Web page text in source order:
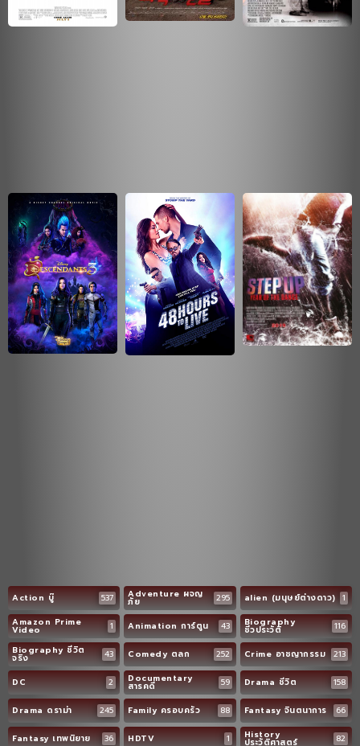
Action บู๊ 537 Adventure ผจญ
ภัย 295 alien (มนุษย์ต่างดาว) 1
Amazon Prime
Video 1 Animation การ์ตูน 43 Biography
ชีวประวัติ
116
Biography ชีวิต
จริง 43 Comedy ตลก 252 Crime อาชญากรรม 213
DC 2 Documentary
สารคดี 59 Drama ชีวิต 158
Drama ดราม่า 245 Family ครอบครัว 88 Fantasy จินตนาการ 66
Fantasy เทพนิยาย 36 HDTV 1 History
ประวัติศาสตร์ 82